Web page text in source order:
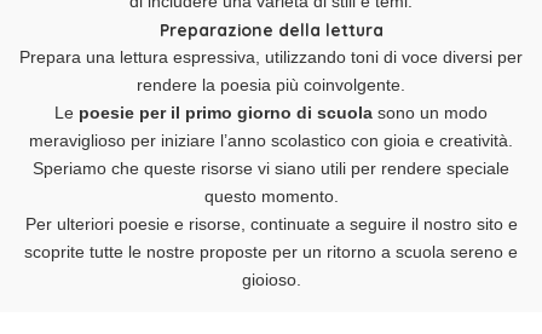
Preparazione della lettura
Prepara una lettura espressiva, utilizzando toni di voce diversi per
rendere la poesia più coinvolgente.
Le poesie per il primo giorno di scuola sono un modo
meraviglioso per iniziare l’anno scolastico con gioia e creatività.
Speriamo che queste risorse vi siano utili per rendere speciale
questo momento.
Per ulteriori poesie e risorse, continuate a seguire il nostro sito e
scoprite tutte le nostre proposte per un ritorno a scuola sereno e
gioioso.